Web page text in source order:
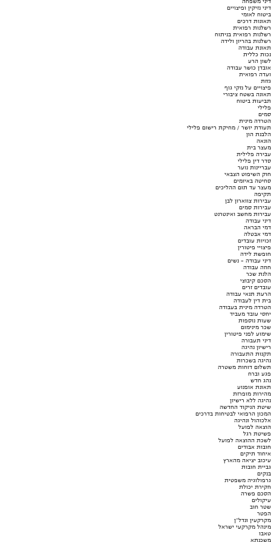
דיני משפחה
דיני נזיקין ופיצויים
ביטוח לאומי
תאונות דרכים
רשלנות רפואית
רשלנות רפואית בניתוח
רשלנות בהריון ולידה
תאונת עבודה
נכות כללית
לשון הרע
אובדן כושר עבודה
ועדה רפואית
גזזת
פיצויים על נזקי גוף
תאונה בשטח ציבורי
תביעות ביטוח
פלילי
סמים
הטרדה מינית
תעודת יושר / מחיקת רישום פלילי
הלבנת הון
הונאה
מעצר בית
עבירה פלילית
סדר דין פלילי
עבריינות נוער
חוק השיפוט הצבאי
סחיטה באיומים
מעצר עד תום ההליכים
תקיפה
עבירות צווארון לבן
עבירות סמים
עבירות מחשב ואינטרנט
דיני עבודה
דמי הבראה
דמי אבטלה
זכויות עובדים
פיצויי פיטורין
חופשת לידה
דיני עבודה - נשים
חוזה עבודה
הלנת שכר
הסכם קיבוצי
עובדים זרים
הרעת תנאי עבודה
בית דין לעבודה
הטרדה מינית בעבודה
יחסי עובד מעביד
שעות נוספות
שכר מינימום
שימוע לפני פיטורין
דיני תעבורה
רישיון נהיגה
תקנות התעבורה
נהיגה בשכרות
תשלום דוחות משטרה
פגע וברח
נהג חדש
תאונת אופנוע
מהירות מופרזת
נהיגה ללא רישיון
שיטת הניקוד החדשה
המכון הרפואי לבטיחות בדרכים
אלכוהול ונהיגה
הוצאה לפועל
פשיטת רגל
לשכת ההוצאה לפועל
חובות אבודים
איחוד תיקים
עיכוב יציאה מהארץ
גביית חובות
בנקים
גרפולוגיה משפטית
חקירת יכולת
הסכם פשרה
עיקולים
שטר חוב
הפטר
מקרקעין ונדל"ן
מינהל מקרקעי ישראל
טאבו
משכנתא